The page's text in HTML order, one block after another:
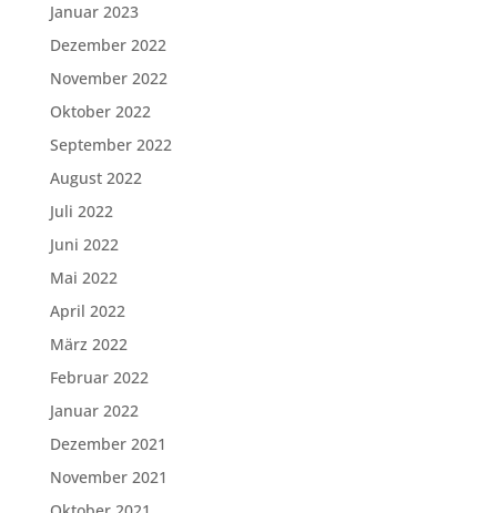
Januar 2023
Dezember 2022
November 2022
Oktober 2022
September 2022
August 2022
Juli 2022
Juni 2022
Mai 2022
April 2022
März 2022
Februar 2022
Januar 2022
Dezember 2021
November 2021